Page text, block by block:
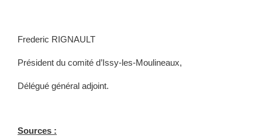
Frederic RIGNAULT
Président du comité d’Issy-les-Moulineaux,
Délégué général adjoint.
Sources :